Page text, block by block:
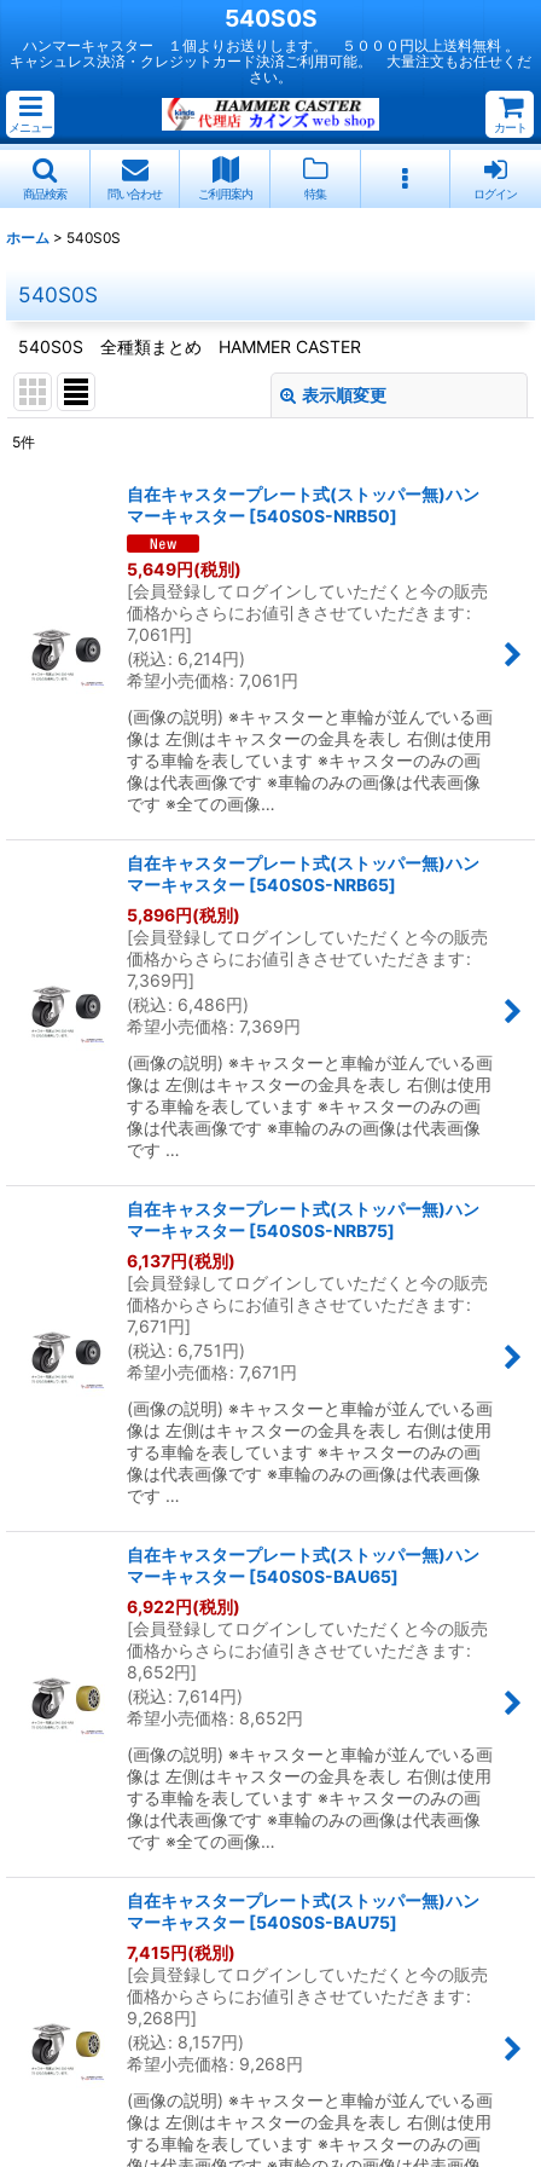
540S0S
ハンマーキャスター １個よりお送りします。 ５０００円以上送料無料 。
キャシュレス決済・クレジットカード決済ご利用可能。 大量注文もお任せくだ
さい。
メニュー カート
商品検索 問い合わせ ご利用案内 特集 ログイン
ホーム > 540S0S
540S0S
540S0S 全種類まとめ HAMMER CASTER
表示順変更
絞り込む
5件
自在キャスタープレート式(ストッパー無)ハン
マーキャスター [540S0S-NRB50]
5,649円(税別)
[会員登録してログインしていただくと今の販売
価格からさらにお値引きさせていただきます:
7,061円]
(税込: 6,214円)
希望小売価格: 7,061円
(画像の説明) ※キャスターと車輪が並んでいる画
像は 左側はキャスターの金具を表し 右側は使用
する車輪を表しています ※キャスターのみの画
像は代表画像です ※車輪のみの画像は代表画像
です ※全ての画像…
自在キャスタープレート式(ストッパー無)ハン
マーキャスター [540S0S-NRB65]
5,896円(税別)
[会員登録してログインしていただくと今の販売
価格からさらにお値引きさせていただきます:
7,369円]
(税込: 6,486円)
希望小売価格: 7,369円
(画像の説明) ※キャスターと車輪が並んでいる画
像は 左側はキャスターの金具を表し 右側は使用
する車輪を表しています ※キャスターのみの画
像は代表画像です ※車輪のみの画像は代表画像
です …
自在キャスタープレート式(ストッパー無)ハン
マーキャスター [540S0S-NRB75]
6,137円(税別)
[会員登録してログインしていただくと今の販売
価格からさらにお値引きさせていただきます:
7,671円]
(税込: 6,751円)
希望小売価格: 7,671円
(画像の説明) ※キャスターと車輪が並んでいる画
像は 左側はキャスターの金具を表し 右側は使用
する車輪を表しています ※キャスターのみの画
像は代表画像です ※車輪のみの画像は代表画像
です …
自在キャスタープレート式(ストッパー無)ハン
マーキャスター [540S0S-BAU65]
6,922円(税別)
[会員登録してログインしていただくと今の販売
価格からさらにお値引きさせていただきます:
8,652円]
(税込: 7,614円)
希望小売価格: 8,652円
(画像の説明) ※キャスターと車輪が並んでいる画
像は 左側はキャスターの金具を表し 右側は使用
する車輪を表しています ※キャスターのみの画
像は代表画像です ※車輪のみの画像は代表画像
です ※全ての画像…
自在キャスタープレート式(ストッパー無)ハン
マーキャスター [540S0S-BAU75]
7,415円(税別)
[会員登録してログインしていただくと今の販売
価格からさらにお値引きさせていただきます:
9,268円]
(税込: 8,157円)
希望小売価格: 9,268円
(画像の説明) ※キャスターと車輪が並んでいる画
像は 左側はキャスターの金具を表し 右側は使用
する車輪を表しています ※キャスターのみの画